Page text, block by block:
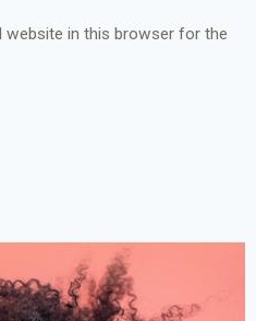
website in this browser for the